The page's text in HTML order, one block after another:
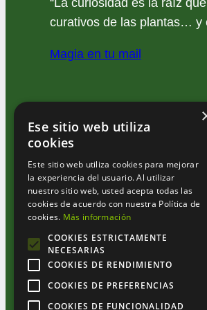
“La curiosidad es la raíz
curativos de las plantas… y
Magia en tu mail
Ese sitio web utiliza
cookies
Este sitio web utiliza cookies para mejorar
la experiencia del usuario. Al utilizar
nuestro sitio web, usted acepta todas las
cookies de acuerdo con nuestra Política de
cookies. Más información
COOKIES ESTRICTAMENTE
NECESARIAS
COOKIES DE RENDIMIENTO
COOKIES DE PREFERENCIAS
COOKIES DE FUNCIONALIDAD